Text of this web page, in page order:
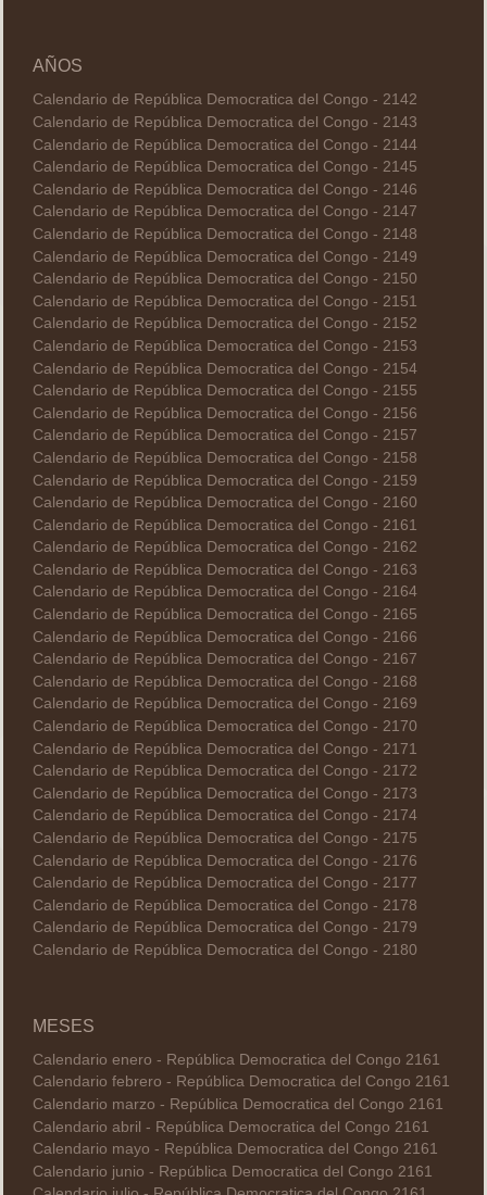
AÑOS
Calendario de República Democratica del Congo - 2142
Calendario de República Democratica del Congo - 2143
Calendario de República Democratica del Congo - 2144
Calendario de República Democratica del Congo - 2145
Calendario de República Democratica del Congo - 2146
Calendario de República Democratica del Congo - 2147
Calendario de República Democratica del Congo - 2148
Calendario de República Democratica del Congo - 2149
Calendario de República Democratica del Congo - 2150
Calendario de República Democratica del Congo - 2151
Calendario de República Democratica del Congo - 2152
Calendario de República Democratica del Congo - 2153
Calendario de República Democratica del Congo - 2154
Calendario de República Democratica del Congo - 2155
Calendario de República Democratica del Congo - 2156
Calendario de República Democratica del Congo - 2157
Calendario de República Democratica del Congo - 2158
Calendario de República Democratica del Congo - 2159
Calendario de República Democratica del Congo - 2160
Calendario de República Democratica del Congo - 2161
Calendario de República Democratica del Congo - 2162
Calendario de República Democratica del Congo - 2163
Calendario de República Democratica del Congo - 2164
Calendario de República Democratica del Congo - 2165
Calendario de República Democratica del Congo - 2166
Calendario de República Democratica del Congo - 2167
Calendario de República Democratica del Congo - 2168
Calendario de República Democratica del Congo - 2169
Calendario de República Democratica del Congo - 2170
Calendario de República Democratica del Congo - 2171
Calendario de República Democratica del Congo - 2172
Calendario de República Democratica del Congo - 2173
Calendario de República Democratica del Congo - 2174
Calendario de República Democratica del Congo - 2175
Calendario de República Democratica del Congo - 2176
Calendario de República Democratica del Congo - 2177
Calendario de República Democratica del Congo - 2178
Calendario de República Democratica del Congo - 2179
Calendario de República Democratica del Congo - 2180
MESES
Calendario enero - República Democratica del Congo 2161
Calendario febrero - República Democratica del Congo 2161
Calendario marzo - República Democratica del Congo 2161
Calendario abril - República Democratica del Congo 2161
Calendario mayo - República Democratica del Congo 2161
Calendario junio - República Democratica del Congo 2161